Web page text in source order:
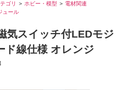
ゴリ ホビー・模型
電材関連
ュール
気スイッチ付LEDモジ
ド線仕様 オレンジ